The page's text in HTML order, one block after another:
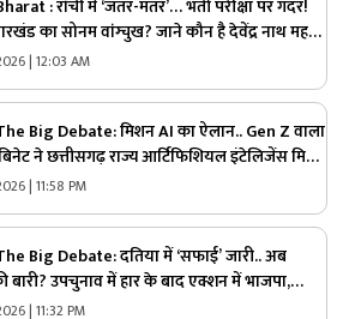
: रांची में ‘जंतर-मंतर’… भर्ती परीक्षा पर गदर!
का सोनम वांग्चुख? जाने कौन है देवेंद्र नाथ महतो
| 12:03 AM
Big Debate: मिशन AI का ऐलान.. Gen Z वाला
ने छत्तीसगढ़ राज्य आर्टिफिशियल इंटेलिजेंस मिशन
क्या Gen Z को ध्यान में रखकर तैयार किया गया
| 11:58 PM
Big Debate: दतिया में ‘सफाई’ जारी.. अब
बारी? उपचुनाव में हार के बाद एक्शन में भाजपा,
की सफाई के बाद असली निशाने पर कौन?
| 11:32 PM